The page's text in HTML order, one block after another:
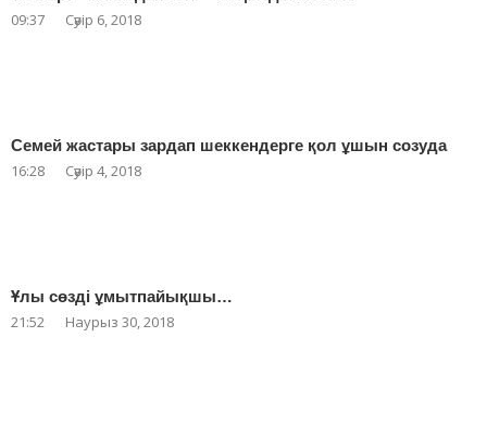
09:37 Сәуір 6, 2018
Семей жастары зардап шеккендерге қол ұшын созуда
16:28 Сәуір 4, 2018
Ұлы сөзді ұмытпайықшы…
21:52 Наурыз 30, 2018